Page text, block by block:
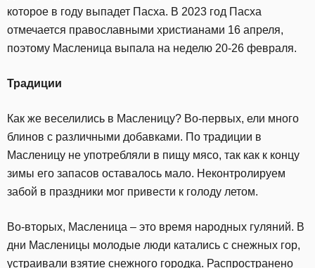
которое в году выпадет Пасха. В 2023 год Пасха
отмечается православными христианами 16 апреля,
поэтому Масленица выпала на неделю 20-26 февраля.
Традиции
Как же веселились в Масленицу? Во-первых, ели много
блинов с различными добавками. По традиции в
Масленицу не употребляли в пищу мясо, так как к концу
зимы его запасов оставалось мало. Неконтролируем
забой в праздники мог привести к голоду летом.
Во-вторых, Масленица – это время народных гуляний. В
дни Масленицы молодые люди катались с снежных гор,
устраивали взятие снежного городка. Распространено